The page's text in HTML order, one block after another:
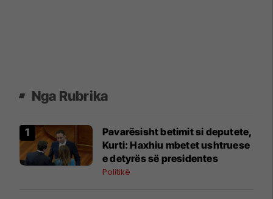
Nga Rubrika
Pavarësisht betimit si deputete,
Kurti: Haxhiu mbetet ushtruese
e detyrës së presidentes
Politikë